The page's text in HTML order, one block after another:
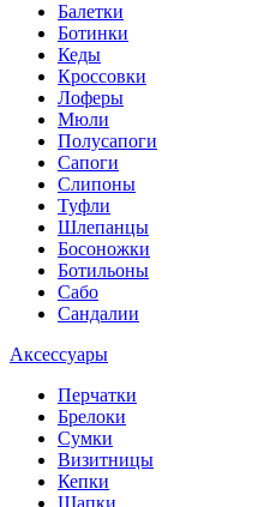
Балетки
Ботинки
Кеды
Кроссовки
Лоферы
Мюли
Полусапоги
Сапоги
Слипоны
Туфли
Шлепанцы
Босоножки
Ботильоны
Сабо
Сандалии
Аксессуары
Перчатки
Брелоки
Сумки
Визитницы
Кепки
Шапки